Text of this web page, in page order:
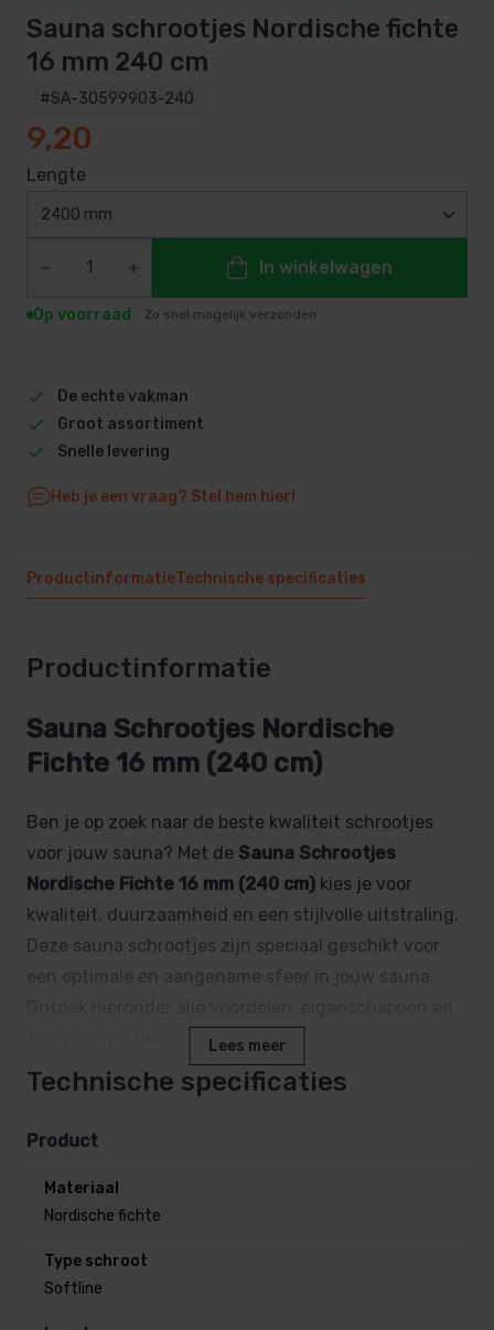
Sauna schrootjes Nordische fichte
16 mm 240 cm
#SA-30599903-240
9,20
Lengte
2400 mm
In winkelwagen
Op voorraad Zo snel mogelijk verzonden
De echte vakman
Groot assortiment
Snelle levering
Heb je een vraag? Stel hem hier!
ProductinformatieTechnische specificaties
Productinformatie
Sauna Schrootjes Nordische
Fichte 16 mm (240 cm)
Ben je op zoek naar de beste kwaliteit schrootjes
voor jouw sauna? Met de Sauna Schrootjes
Nordische Fichte 16 mm (240 cm) kies je voor
kwaliteit, duurzaamheid en een stijlvolle uitstraling.
Deze sauna schrootjes zijn speciaal geschikt voor
een optimale en aangename sfeer in jouw sauna.
Waarom kiezen voor Nordische
Fichte sauna schrootjes?
Nordische Fichte is de meest populaire houtsoorten
houtsoort staat bekend om:
Lees meer
Technische specificaties
Product
Materiaal
Nordische fichte
Type schroot
Softline